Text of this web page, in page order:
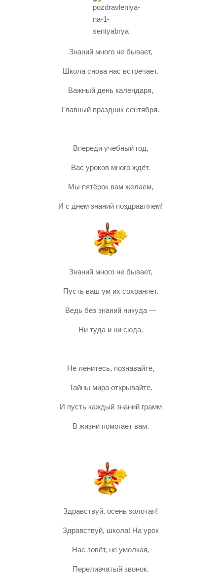
Знаний много не бывает,
Школа снова нас встречает.
Важный день календаря,
Главный праздник сентября.
Впереди учебный год,
Вас уроков много ждёт.
Мы пятёрок вам желаем,
И с днем знаний поздравляем!
Знаний много не бывает,
Пусть ваш ум их сохраняет.
Ведь без знаний никуда —
Ни туда и ни сюда.
Не ленитесь, познавайте,
Тайны мира открывайте.
И пусть каждый знаний грамм
В жизни помогает вам.
Здравствуй, осень золотая!
Здравствуй, школа! На урок
Нас зовёт, не умолкая,
Переливчатый звонок.